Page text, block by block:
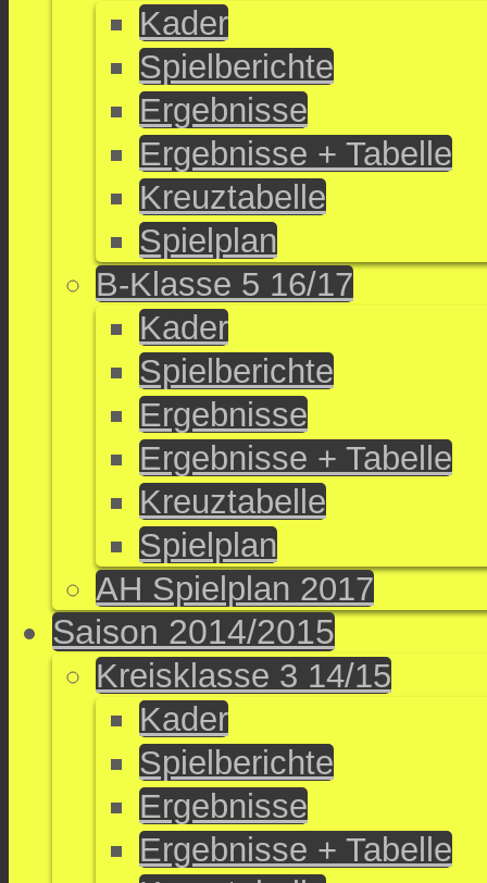
Kader
Spielberichte
Ergebnisse
Ergebnisse + Tabelle
Kreuztabelle
Spielplan
B-Klasse 5 16/17
Kader
Spielberichte
Ergebnisse
Ergebnisse + Tabelle
Kreuztabelle
Spielplan
AH Spielplan 2017
Saison 2014/2015
Kreisklasse 3 14/15
Kader
Spielberichte
Ergebnisse
Ergebnisse + Tabelle